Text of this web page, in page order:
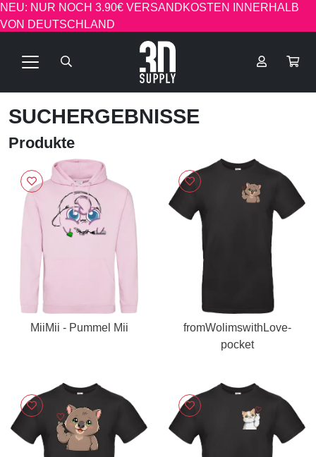
NEU: NUR NOCH 3.90€ VERSANDKOSTEN INNERHALB
VON DEUTSCHLAND
SUCHERGEBNISSE
Produkte
MiiMii - Pummel Mii
fromWolimswithLove-
pocket